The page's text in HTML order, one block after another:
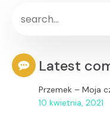
Latest
Przemek – Moja
10 kwietnia, 2021